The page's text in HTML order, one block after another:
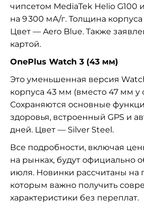
чипсетом MediaTek Helio G100
на 9 300 мА/г. Толщина
Цвет — Aero Blue. Также
картой.
OnePlus Watch 3 (43 мм)
Это уменьшенная версия
корпуса 43 мм (вместо 47 мм у
Сохраняются основные
здоровья, встроенный GPS и
дней. Цвет — Silver Steel.
Все подробности, включая
на рынках, будут официально
июля. Новинки рассчитаны на
которым важно получить
характеристики без переплат.